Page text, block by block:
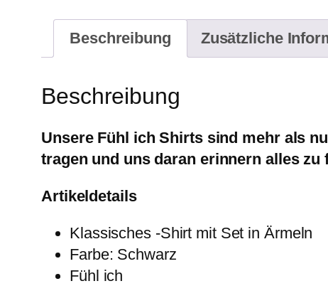
Beschreibung Zusätzliche
Beschreibung
Unsere Fühl ich Shirts sind mehr als
tragen und uns daran erinnern alles
Artikeldetails
Klassisches -Shirt mit Set in Ärmeln
Farbe: Schwarz
Fühl ich